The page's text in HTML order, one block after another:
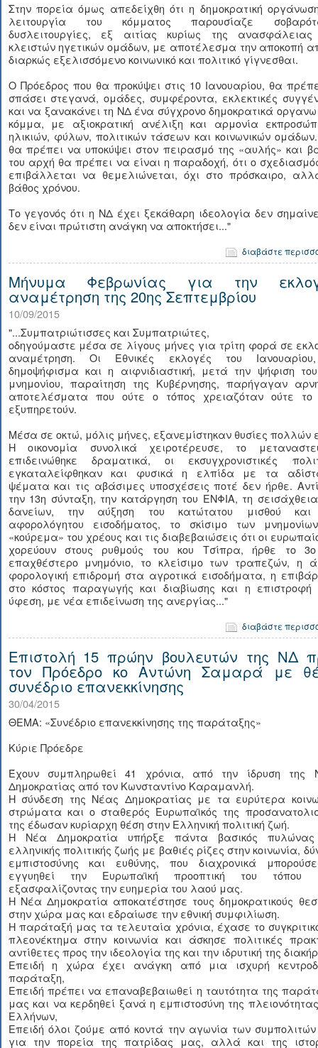
Στην πορεία όμως απεδείχθη ότι η δημοκρατική
λειτουργία του κόμματος παρουσίαζε
δυσλειτουργίες, εξ αιτίας κυρίως της
κλειστών ηγετικών ομάδων, με αποτέλεσμα την αποκοπή
διαρκώς εξελισσόμενο κοινωνικό και πολιτικό γίγνεσθαι.
Ο Πρόεδρος που θα προκύψει στις 10 Ιανουαρίου, θα
σπάσει στεγανά, ομάδες, συμφέροντα, εκλεκτικές
και να ξανακάνει τη ΝΔ ένα σύγχρονο δημοκρατικά
κόμμα, με αξιοκρατική ανέλιξη και αρμονία
ηλικιών, φύλων, πολιτικών τάσεων και κοινωνικών
θα πρέπει να υποκύψει στον πειρασμό της «αυλής» και
του αρχή θα πρέπει να είναι η παραδοχή, ότι ο
επιβάλλεται να θεμελιώνεται, όχι στο πρόσκαιρο,
βάθος χρόνου.
Το γεγονός ότι η ΝΔ έχει ξεκάθαρη ιδεολογία δεν
δεν είναι πρώτιστη ανάγκη να αποκτήσει..."
διαβάστε
Μήνυμα Φεβρωνίας για την
αναμέτρηση της 20ης Σεπτεμβρίου
10/09/2015
"...Συμπατριώτισσες και Συμπατριώτες,
οδηγούμαστε μέσα σε λίγους μήνες για τρίτη φορά σε
αναμέτρηση. Οι Εθνικές εκλογές του
δημοψήφισμα και η αιφνιδιαστική, μετά την ψήφιση
μνημονίου, παραίτηση της Κυβέρνησης, παρήγαγαν
αποτελέσματα που ούτε ο τόπος χρειαζόταν ούτε
εξυπηρετούν.
Μέσα σε οκτώ, μόλις μήνες, εξανεμίστηκαν θυσίες πολλών
Η οικονομία συνολικά χειροτέρευσε, το
επιδεινώθηκε δραματικά, οι εκσυγχρονιστικές
εγκαταλείφθηκαν και φυσικά η ελπίδα με τα
ψέματα και τις αβάσιμες υποσχέσεις ποτέ δεν ήρθε.
την 13η σύνταξη, την κατάργηση του ΕΝΦΙΑ, τη
δανείων, την αύξηση του κατώτατου μισθού και
αφορολόγητου εισοδήματος, το σκίσιμο των
«κούρεμα» του χρέους και τις διαβεβαιώσεις ότι οι
χορεύουν στους ρυθμούς του κου Τσίπρα, ήρθε το
επαχθέστερο μνημόνιο, το κλείσιμο των τραπεζών, η
φορολογική επιδρομή στα αγροτικά εισοδήματα, η
στο κόστος παραγωγής και διαβίωσης και η επιστροφή
ύφεση, με νέα επιδείνωση της ανεργίας..."
διαβάστε
Επιστολή 15 πρώην βουλευτών της ΝΔ
τον Πρόεδρο κο Αντώνη Σαμαρά με
συνέδριο επανεκκίνησης
30/04/2015
ΘΕΜΑ: «Συνέδριο επανεκκίνησης της παράταξης»
Κύριε Πρόεδρε
Έχουν συμπληρωθεί 41 χρόνια, από την ίδρυση της
Δημοκρατίας από τον Κωνσταντίνο Καραμανλή.
Η σύνδεση της Νέας Δημοκρατίας με τα ευρύτερα
στρώματα και ο σταθερός Ευρωπαϊκός της
της έδωσαν κυρίαρχη θέση στην Ελληνική πολιτική ζωή.
Η Νέα Δημοκρατία υπήρξε πάντα βασικός
ελληνικής πολιτικής ζωής με βαθιές ρίζες στην κοινωνία,
εμπιστοσύνης και ευθύνης, που διαχρονικά
εγγυηθεί την Ευρωπαϊκή προοπτική του τόπου
εξασφαλίζοντας την ευημερία του λαού μας.
Η Νέα Δημοκρατία αποκατέστησε τους δημοκρατικούς
στην χώρα μας και εδραίωσε την εθνική συμφιλίωση.
Η παράταξή μας τα τελευταία χρόνια, έχασε το
πλεονέκτημα στην κοινωνία και άσκησε πολιτικές
αντίθετες προς την ιδεολογία της και την ιδρυτική της
Επειδή η χώρα έχει ανάγκη από μια ισχυρή
παράταξη,
Επειδή πρέπει να επαναβεβαιωθεί η ταυτότητα της
μας και να κερδηθεί ξανά η εμπιστοσύνη της
Ελλήνων,
Επειδή όλοι ζούμε από κοντά την αγωνία των
για την πορεία της πατρίδας μας, αλλά και της